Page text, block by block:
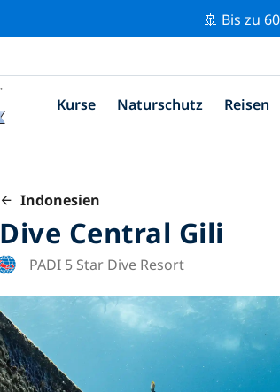
🚢 Bis zu
Kurse Naturschutz Reisen
Indonesien
Dive Central Gili
PADI 5 Star Dive Resort